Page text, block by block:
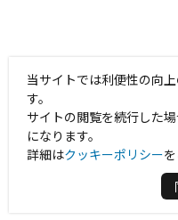
当サイトでは利便性の向
す。
サイトの閲覧を続行した
になります。
詳細はクッキーポリシー